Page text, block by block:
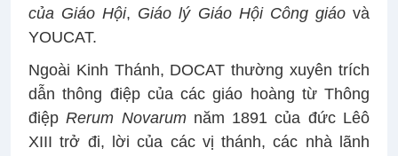
của Giáo Hội, Giáo lý Giáo Hội Công giáo và
YOUCAT.
Ngoài Kinh Thánh, DOCAT thường xuyên trích
dẫn thông điệp của các giáo hoàng từ Thông
điệp Rerum Novarum năm 1891 của đức Lêô
XIII trở đi, lời của các vị thánh, các nhà lãnh